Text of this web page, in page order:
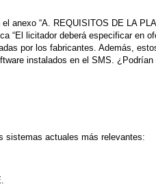
anexo “A. REQUISITOS DE LA
“El licitador deberá especificar en
por los fabricantes. Además,
instalados en el SMS.
sistemas actuales más relevantes: